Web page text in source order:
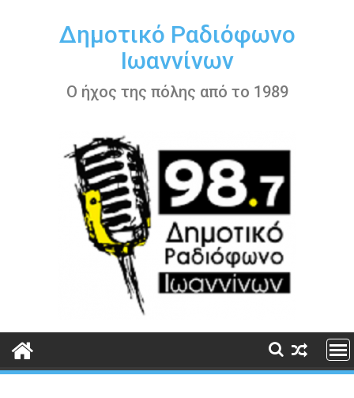
περιεχόμενοΔημοτικό Ραδιόφωνο
Ιωαννίνων
Ο ήχος της πόλης από το 1989